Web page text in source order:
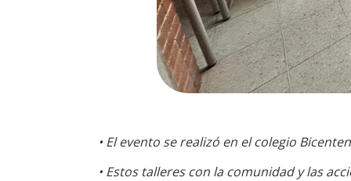
• El evento se realizó en el colegio
• Estos talleres con la comunidad y las